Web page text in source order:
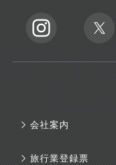
会社案内
旅行業登録票